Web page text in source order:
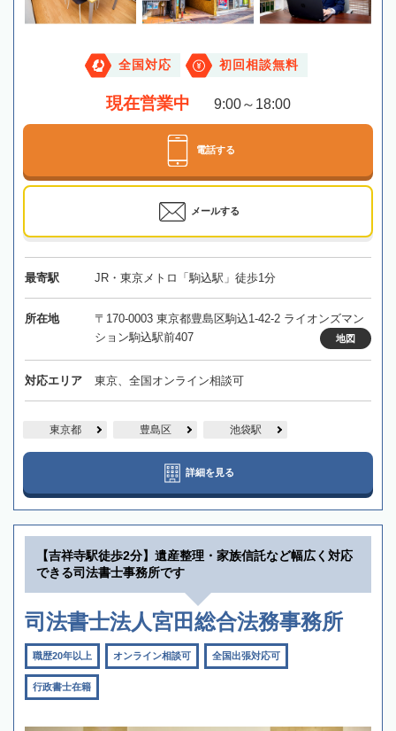
全国対応 初回相談無料
現在営業中 9:00～18:00
電話する
メールする
最寄駅 JR・東京メトロ「駒込駅」徒歩1分
所在地
〒170-0003 東京都豊島区駒込1-42-2 ライオンズマン
ション駒込駅前407
地図
対応エリア 東京、全国オンライン相談可
東京都 豊島区 池袋駅
詳細を見る
【吉祥寺駅徒歩2分】遺産整理・家族信託など幅広く対応
できる司法書士事務所です
司法書士法人宮田総合法務事務所
職歴20年以上 オンライン相談可 全国出張対応可
行政書士在籍